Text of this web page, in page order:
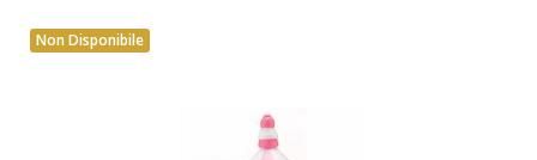
Non Disponibile